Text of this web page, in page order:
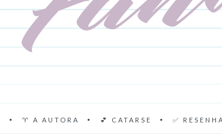
♈ A AUTORA 💕 CATARSE ✅